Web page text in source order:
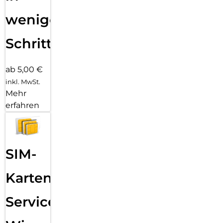
wenigen
Schritten
ab 5,00 €
inkl. MwSt.
Mehr
erfahren
SIM-
Karten
Service: